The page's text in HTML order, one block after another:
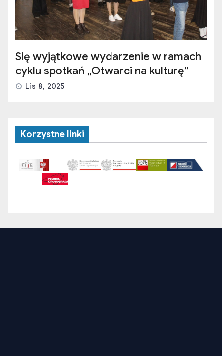
Się wyjątkowe wydarzenie w ramach
cyklu spotkań „Otwarci na kulturę”
Lis 8, 2025
Korzystne linki